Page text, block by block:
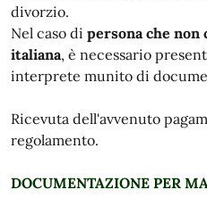
divorzio.
Nel caso di persona che non
italiana, è necessario
interprete munito di
Ricevuta dell'avvenuto
regolamento.
DOCUMENTAZIONE PER